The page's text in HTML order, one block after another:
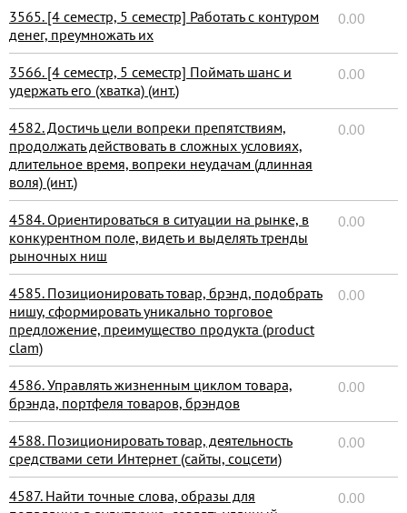
3565. [4 семестр, 5 семестр] Работать с контуром
денег, преумножать их
0.00
3566. [4 семестр, 5 семестр] Поймать шанс и
удержать его (хватка) (инт.)
0.00
4582. Достичь цели вопреки препятствиям,
продолжать действовать в сложных условиях,
длительное время, вопреки неудачам (длинная
воля) (инт.)
0.00
4584. Ориентироваться в ситуации на рынке, в
конкурентном поле, видеть и выделять тренды
рыночных ниш
0.00
4585. Позиционировать товар, брэнд, подобрать
нишу, сформировать уникально торговое
предложение, преимущество продукта (product
clam)
0.00
4586. Управлять жизненным циклом товара,
брэнда, портфеля товаров, брэндов
0.00
4588. Позиционировать товар, деятельность
средствами сети Интернет (сайты, соцсети)
0.00
4587. Найти точные слова, образы для
0.00